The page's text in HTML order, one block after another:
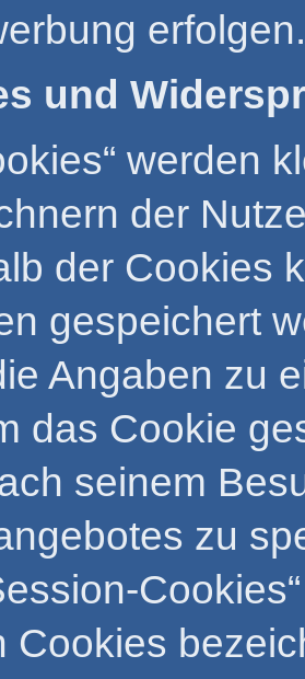
erfolgen.
und
werden
der
der Cookies
gespeichert
Angaben zu
das Cookie
seinem
zu
Cookies